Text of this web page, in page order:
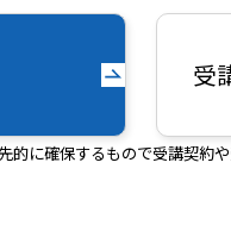
受
に確保するもので受講契約や